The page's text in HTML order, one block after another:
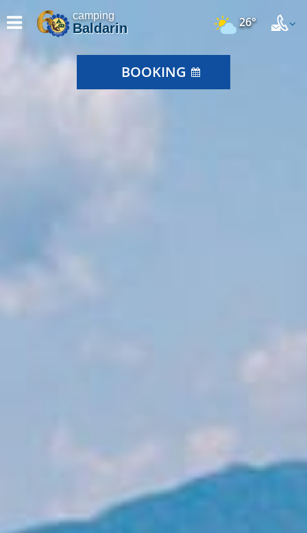
camping
Baldarin 26°
BOOKING